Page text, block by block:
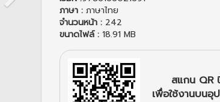
ภาษา : ภาษาไทย
จำนวนหน้า : 242
ขนาดไฟล์ : 18.91 MB
สแกน QR
เพื่อใช้งานบน